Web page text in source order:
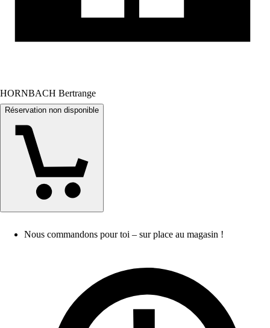
HORNBACH Bertrange
Réservation non disponible
Nous commandons pour toi – sur place au magasin !